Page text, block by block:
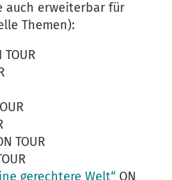
auch erweiterbar für
Themen):
TOUR
gerechtere Welt“ ON